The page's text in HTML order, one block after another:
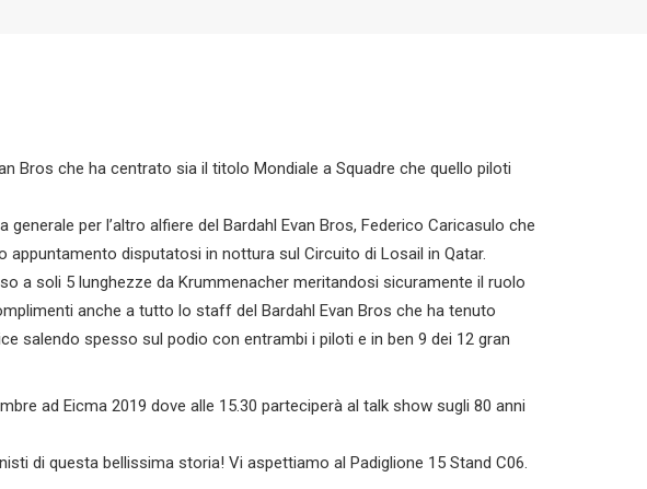
Bros che ha centrato sia il titolo Mondiale a Squadre che quello piloti
per l’altro alfiere del Bardahl Evan Bros, Federico Caricasulo che
disputatosi in nottura sul Circuito di Losail in Qatar.
a soli 5 lunghezze da Krummenacher meritandosi sicuramente il ruolo
anche a tutto lo staff del Bardahl Evan Bros che ha tenuto
salendo spesso sul podio con entrambi i piloti e in ben 9 dei 12 gran
ad Eicma 2019 dove alle 15.30 parteciperà al talk show sugli 80 anni
di questa bellissima storia! Vi aspettiamo al Padiglione 15 Stand C06.